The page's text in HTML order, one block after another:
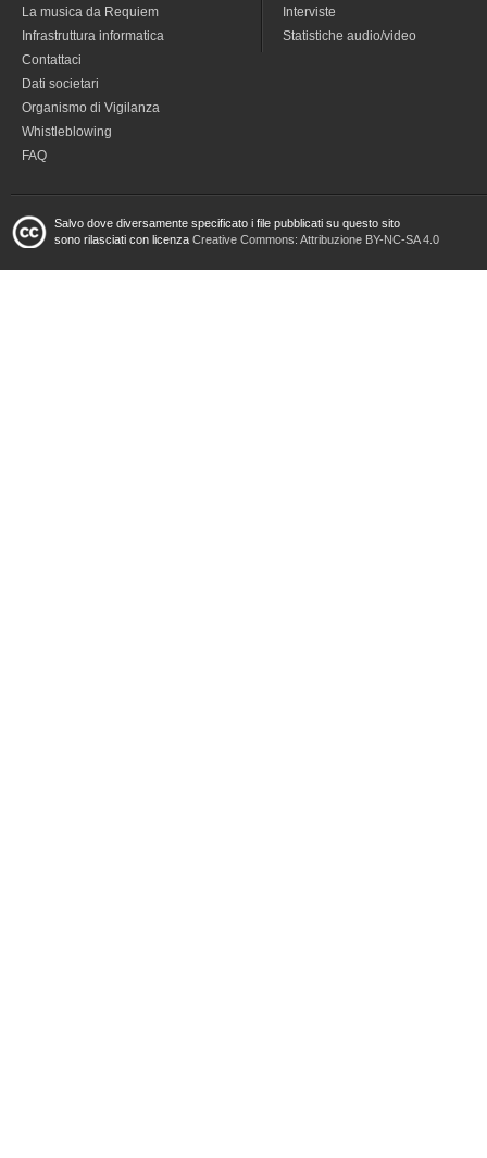
La musica da Requiem
Infrastruttura informatica
Contattaci
Dati societari
Organismo di Vigilanza
Whistleblowing
FAQ
Interviste
Statistiche audio/video
Salvo dove diversamente specificato i file pubblicati su questo sito
sono rilasciati con licenza Creative Commons: Attribuzione BY-NC-SA 4.0